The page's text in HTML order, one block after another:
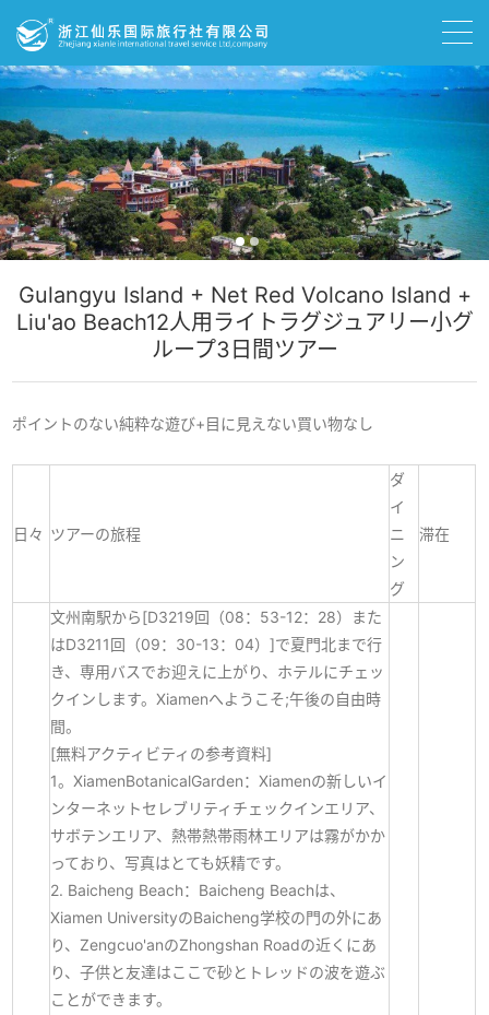
Gulangyu Island + Net Red Volcano Island +
Liu'ao Beach12人用ライトラグジュアリー小グ
ループ3日間ツアー
ポイントのない純粋な遊び+目に見えない買い物なし
日々 ツアーの旅程
ダ
イ
ニ
ン
グ
滞在
文州南駅から[D3219回（08：53-12：28）また
はD3211回（09：30-13：04）]で夏門北まで行
き、専用バスでお迎えに上がり、ホテルにチェッ
クインします。Xiamenへようこそ;午後の自由時
間。
[無料アクティビティの参考資料]
1。XiamenBotanicalGarden：Xiamenの新しいイ
ンターネットセレブリティチェックインエリア、
サボテンエリア、熱帯熱帯雨林エリアは霧がかか
っており、写真はとても妖精です。
2. Baicheng Beach：Baicheng Beachは、
Xiamen UniversityのBaicheng学校の門の外にあ
り、Zengcuo'anのZhongshan Roadの近くにあ
り、子供と友達はここで砂とトレッドの波を遊ぶ
ことができます。